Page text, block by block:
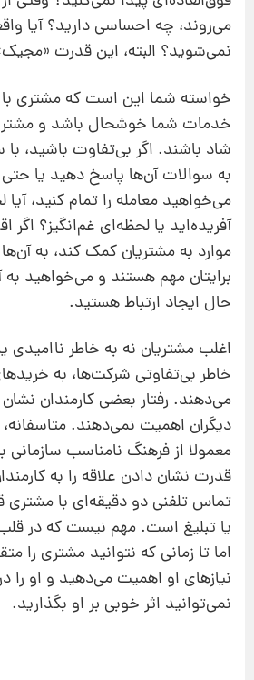
می‌روند، چه احساسی دارید؟ آیا
نمی‌شوید؟ البته، این قدرت
خواسته شما این است که مشتری
خدمات شما خوشحال باشد و
شاد باشند. اگر بی‌تفاوت باشید،
به سوالات آن‌ها پاسخ دهید یا حتی
می‌خواهید معامله را تمام کنید،
آفریده‌اید یا لحظه‌ای غم‌انگیز؟
موارد به مشتریان کمک ‌کند، به
برایتان مهم هستند و می‌خواهید
حال ایجاد ارتباط هستید.
اغلب مشتریان نه به‌ خاطر ناامیدی
خاطر بی‌تفاوتی شرکت‌ها، به
می‌دهند. رفتار بعضی کارمندان
دیگران اهمیت نمی‌دهند. متاسفانه،
معمولا از فرهنگ نامناسب
قدرت نشان‌ دادن علاقه را به
تماس تلفنی دو دقیقه‌ای با مشتری
یا تبلیغ است. مهم نیست که در
اما تا زمانی که نتوانید مشتری را
نیازهای او اهمیت می‌دهید و او را
نمی‌توانید اثر خوبی بر او بگذارید.